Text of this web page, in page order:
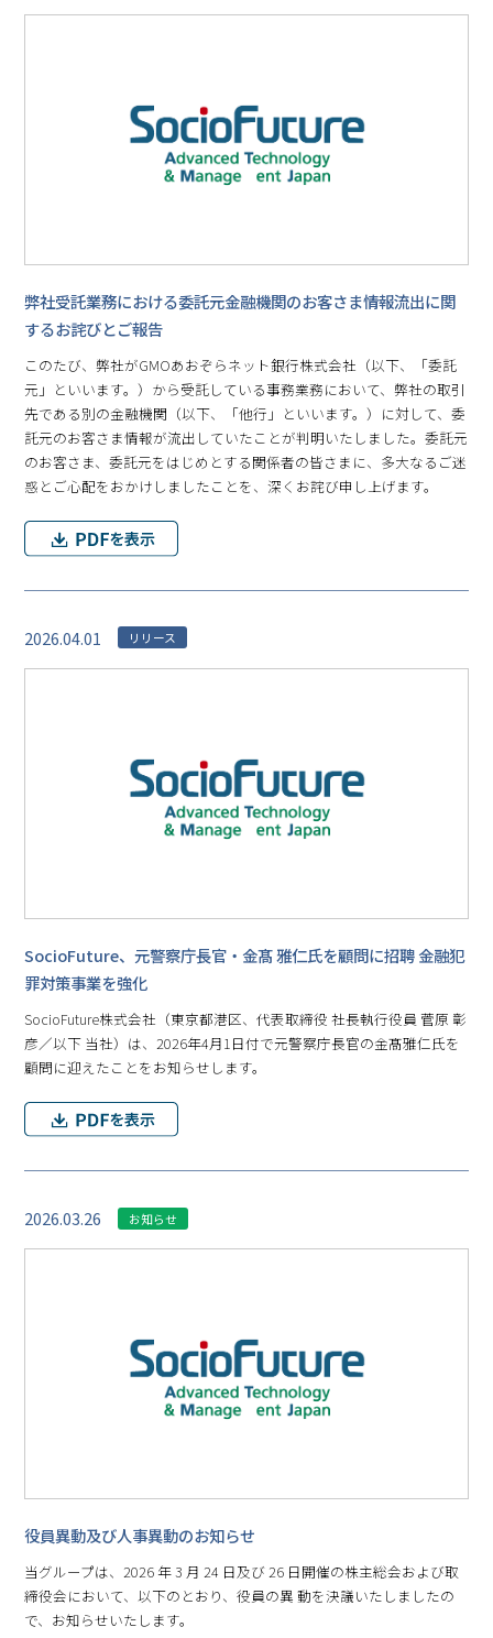
弊社受託業務における委託元金融機関のお客さま情報流出に関
するお詫びとご報告
このたび、弊社がGMOあおぞらネット銀行株式会社（以下、「委託
元」といいます。）から受託している事務業務において、弊社の取引
先である別の金融機関（以下、「他行」といいます。）に対して、委
託元のお客さま情報が流出していたことが判明いたしました。委託元
のお客さま、委託元をはじめとする関係者の皆さまに、多大なるご迷
惑とご心配をおかけしましたことを、深くお詫び申し上げます。
2026.04.01 リリース
SocioFuture、元警察庁長官・金髙 雅仁氏を顧問に招聘 金融犯
罪対策事業を強化
SocioFuture株式会社（東京都港区、代表取締役 社長執行役員 菅原 彰
彦／以下 当社）は、2026年4月1日付で元警察庁長官の金髙雅仁氏を
顧問に迎えたことをお知らせします。
2026.03.26 お知らせ
役員異動及び人事異動のお知らせ
当グループは、2026 年 3 月 24 日及び 26 日開催の株主総会および取
締役会において、以下のとおり、役員の異 動を決議いたしましたの
で、お知らせいたします。